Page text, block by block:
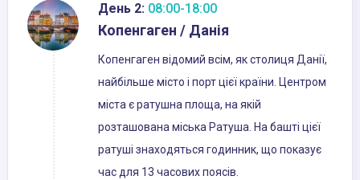
День 2: 08:00-18:00
Копенгаген / Данія
Копенгаген відомий всім, як столиця Данії,
найбільше місто і порт цієї країни. Центром
міста є ратушна площа, на якій
розташована міська Ратуша. На башті цієї
ратуші знаходяться годинник, що показує
час для 13 часових поясів.